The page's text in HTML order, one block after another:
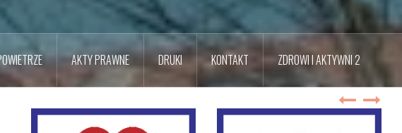
AKTY PRAWNE DRUKI KONTAKT ZDROWI I AKTYWNI 2